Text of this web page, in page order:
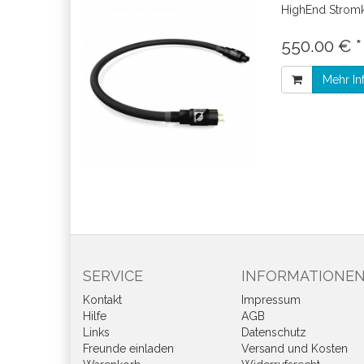
HighEnd
550.00 € *
Mehr
SERVICE
Kontakt
Hilfe
Links
Freunde einladen
Impressum
AGB
Datenschutz
Versand und Kosten